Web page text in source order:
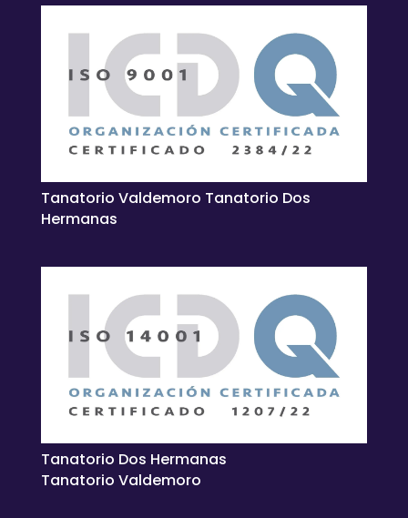
Tanatorio Valdemoro Tanatorio Dos
Hermanas
Tanatorio Dos Hermanas
Tanatorio Valdemoro